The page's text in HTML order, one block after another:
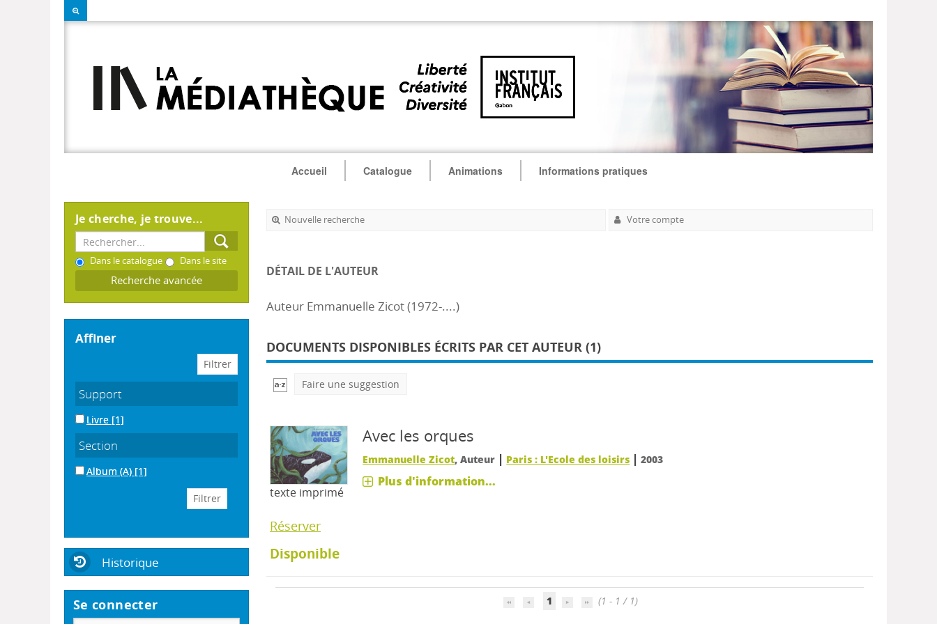
Accueil Catalogue Animations Informations pratiques
Je cherche, je trouve...
Dans le catalogue Dans le site
Recherche avancée
affiner
Support
Livre [1]
Section
Album (A) [1]
Historique
Se connecter
Nouvelle recherche Votre compte
DÉTAIL DE L'AUTEUR
Auteur Emmanuelle Zicot (1972-....)
DOCUMENTS DISPONIBLES ÉCRITS PAR CET AUTEUR (1)
Faire une suggestion
texte imprimé
Avec les orques
Emmanuelle Zicot, Auteur | Paris : L'Ecole des loisirs |2003
Plus d'information...
Réserver
Disponible
1 (1 - 1 / 1)